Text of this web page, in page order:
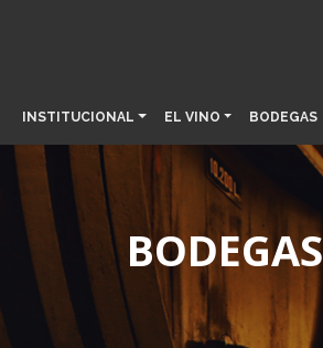
INSTITUCIONAL EL VINO BODEGAS
BODEGAS